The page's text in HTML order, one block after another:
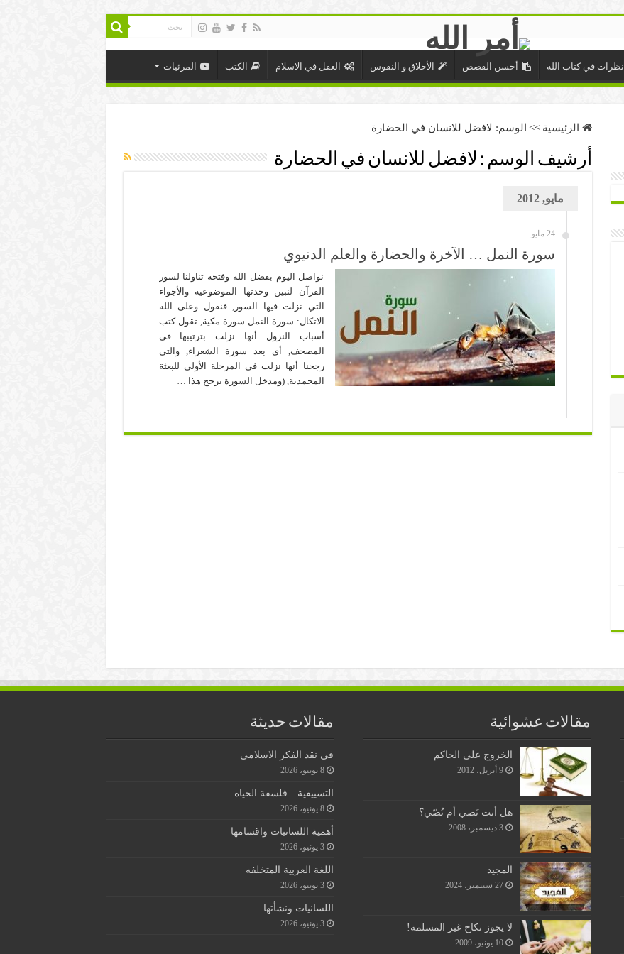
نظرات في كتاب الله أحسن القصص الأخلاق و النفوس العقل في الاسلام الكتب المرئيات
الرئيسية >> الوسم: لافضل للانسان في الحضارة
أرشيف الوسم : لافضل للانسان في الحضارة
مايو, 2012
24 مايو
سورة النمل … الآخرة والحضارة والعلم الدنيوي
نواصل اليوم بفضل الله وفتحه تناولنا لسور
القرآن لنبين وحدتها الموضوعية والأجواء
التي نزلت فيها السور, فنقول وعلى الله
الاتكال: سورة النمل سورة مكية, تقول كتب
أسباب النزول أنها نزلت بترتيبها في
المصحف, أي بعد سورة الشعراء, والتي
رجحنا أنها نزلت في المرحلة الأولى للبعثة
المحمدية, (ومدخل السورة يرجح هذا …
مقالات عشوائية
الخروج على الحاكم
9 أبريل، 2012
هل أنت نَصي أم نُصّي؟
3 ديسمبر، 2008
المجيد
27 سبتمبر، 2024
لا يجوز نكاح غير المسلمة!
10 يونيو، 2009
مقالات حديثة
في نقد الفكر الاسلامي
8 يونيو، 2026
التسييقية…فلسفة الحياه
8 يونيو، 2026
أهمية اللسانيات واقسامها
3 يونيو، 2026
اللغة العربية المتخلفه
3 يونيو، 2026
اللسانيات ونشأتها
3 يونيو، 2026